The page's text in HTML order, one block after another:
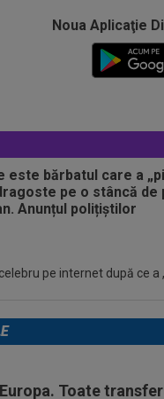
Noua Aplicaţie
pe internet după ce a
Europa. Toate